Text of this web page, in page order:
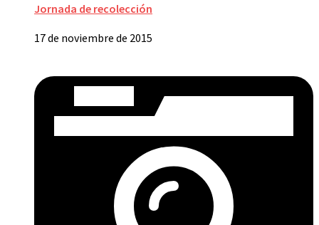
Jornada de recolección
17 de noviembre de 2015